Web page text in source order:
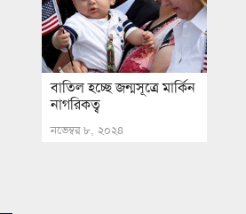
বাতিল হচ্ছে জন্মসূত্রে মার্কিন
নাগরিকত্ব
নভেম্বর ৮, ২০২৪